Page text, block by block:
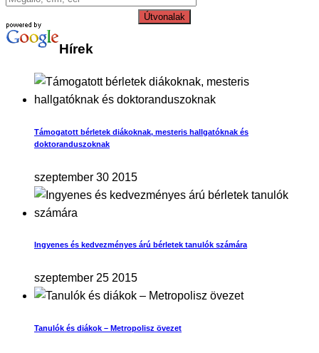
Útvonalak
Hírek
Támogatott bérletek diákoknak, mesteris hallgatóknak és
doktoranduszoknak
szeptember 30 2015
Ingyenes és kedvezményes árú bérletek tanulók számára
szeptember 25 2015
Tanulók és diákok – Metropolisz övezet